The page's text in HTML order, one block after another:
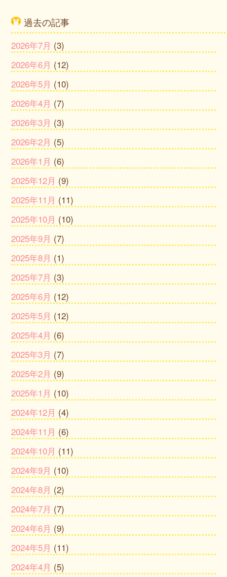
過去の記事
2026年7月 (3)
2026年6月 (12)
2026年5月 (10)
2026年4月 (7)
2026年3月 (3)
2026年2月 (5)
2026年1月 (6)
2025年12月 (9)
2025年11月 (11)
2025年10月 (10)
2025年9月 (7)
2025年8月 (1)
2025年7月 (3)
2025年6月 (12)
2025年5月 (12)
2025年4月 (6)
2025年3月 (7)
2025年2月 (9)
2025年1月 (10)
2024年12月 (4)
2024年11月 (6)
2024年10月 (11)
2024年9月 (10)
2024年8月 (2)
2024年7月 (7)
2024年6月 (9)
2024年5月 (11)
2024年4月 (5)